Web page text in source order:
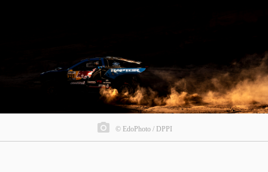
© EdoPhoto / DPPI